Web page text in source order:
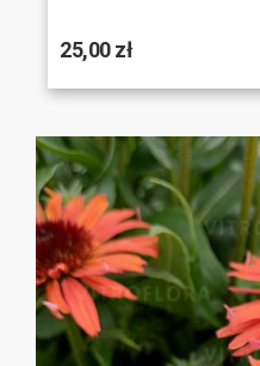
25,00 zł